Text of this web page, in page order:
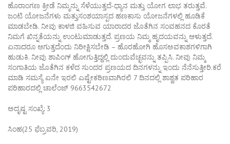
ಹೊರಾಂಗಣ ಕ್ರೀಡೆ ನಿಮ್ಮನ್ನು ಸೆಳೆಯುತ್ತದೆ-ಧ್ಯಾನ ಮತ್ತು ಯೋಗ ಲಾಭ ತರುತ್ತವೆ.
ಜಂಟಿ ಯೋಜನೆಗಳು ಮತ್ತುಸಂಶಯಾಸ್ಪದ ಹಣಕಾಸು ಯೋಜನೆಗಳಲ್ಲಿ ಹೂಡಿಕೆ
ಮಾಡಬೇಡಿ. ನೀವು ಕಾಳಜಿ ವಹಿಸುವ ಯಾರಾದರ ಜೊತೆಗಿನ ಸಂವಹನದ ಕೊರತೆ
ನಿಮಗೆ ಖಿನ್ನತೆಯನ್ನು ಉಂಟುಮಾಡುತ್ತದೆ. ಪ್ರಣಯ ನಿಮ್ಮ ಹೃದಯವನ್ನು ಆಳುತ್ತದೆ.
ಏನಾದರೂ ಆಗುತ್ತದೆಂದು ನಿರೀಕ್ಷಿಸಬೇಡಿ – ಹೊರಹೋಗಿ ಹೊಸಅವಕಾಶಗಳಿಗಾಗಿ
ಹುಡುಕಿ. ನೀವು ಶಾಪಿಂಗ್ ಹೋಗುತ್ತಿದ್ದಲ್ಲಿ ದುಂದುವೆಚ್ಛವನ್ನು ತಪ್ಪಿಸಿ. ನೀವು ನಿಮ್ಮ
ಸಂಗಾತಿಯ ಜೊತೆಗಿನ ಕಳೆದ ಸುಂದರ ಪ್ರಣಯದ ದಿನಗಳನ್ನು ಇಂದು ನೆನೆಸುತ್ತೀರಿ.ಕರೆ
ಮಾಡಿ ಸಮಸ್ಯೆ ಏನೇ ಇರಲಿ ಎಷ್ಟೇಕಠಿಣವಾಗಿರಲಿ 7 ದಿನದಲ್ಲಿ ಶಾಶ್ವತ ಪರಿಹಾರ
ಪರಿಹಾರದಲ್ಲಿ ಚಾಲೆಂಜ್ 9663542672
ಅದೃಷ್ಟ ಸಂಖ್ಯೆ: 3
ಸಿಂಹ(25 ಫೆಬ್ರವರಿ, 2019)